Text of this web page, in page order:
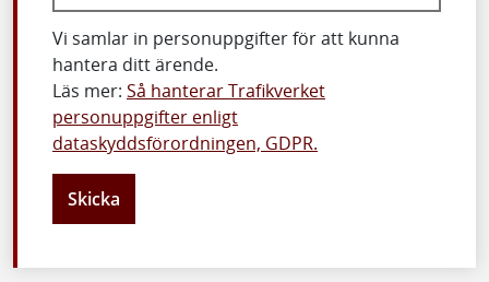
Vi samlar in personuppgifter för att kunna
hantera ditt ärende.
Läs mer: Så hanterar Trafikverket
personuppgifter enligt
dataskyddsförordningen, GDPR.
Skicka